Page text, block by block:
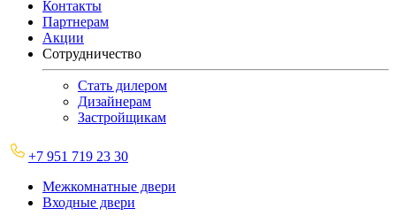
Контакты
Партнерам
Акции
Сотрудничество
Стать дилером
Дизайнерам
Застройщикам
+7 951 719 23 30
Межкомнатные двери
Входные двери